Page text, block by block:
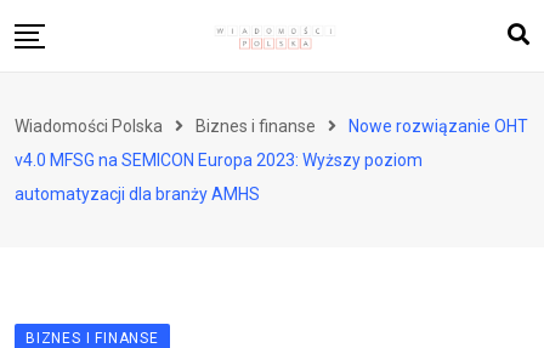
to
Zdrowie i styl życia
Polityka i społeczeństwo
Wiadomości Polska Biznes i finanse
Nowe rozwiązanie OHT
v4.0 MFSG na SEMICON Europa 2023: Wyższy poziom
automatyzacji dla branży AMHS
BIZNES I FINANSE